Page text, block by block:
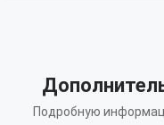
Подробную